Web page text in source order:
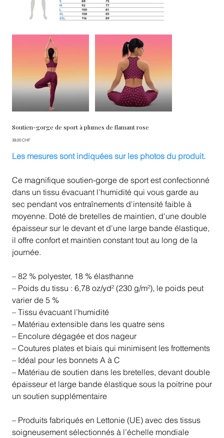
Soutien-gorge de sport à plumes de flamant rose
Prix
39,00 CHF
Les mesures sont indiquées sur les photos du produit.
Ce magnifique soutien-gorge de sport est confectionné
dans un tissu évacuant l'humidité qui vous garde au
sec pendant vos entraînements d'intensité faible à
moyenne. Doté de bretelles de maintien, d'une double
épaisseur sur le devant et d'une large bande élastique,
il offre confort et maintien constant tout au long de la
journée.
– 82 % polyester, 18 % élasthanne
– Poids du tissu : 6,78 oz/yd² (230 g/m²), le poids peut
varier de 5 %
– Tissu évacuant l’humidité
– Matériau extensible dans les quatre sens
– Encolure dégagée et dos nageur
– Coutures plates et biais qui minimisent les frottements
– Idéal pour les bonnets A à C
– Matériau de soutien dans les bretelles, devant double
épaisseur et large bande élastique sous la poitrine pour
un soutien supplémentaire
– Produits fabriqués en Lettonie (UE) avec des tissus
soigneusement sélectionnés à l’échelle mondiale